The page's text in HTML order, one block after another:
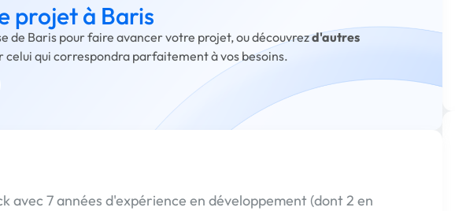
projet à Baris
de Baris pour faire avancer votre projet, ou découvrezd'autres
celui qui correspondra parfaitement à vos besoins.
avec 7 années d'expérience en développement (dont 2 en